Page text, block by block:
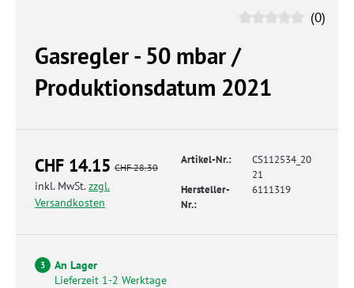
(0)
Gasregler - 50 mbar /
Produktionsdatum 2021
CHF 14.15 CHF 28.30
inkl. MwSt.zzgl.
Versandkosten
Artikel-Nr.:
CS112534_20
21
Hersteller-
Nr.:
6111319
3
An Lager
Lieferzeit 1-2 Werktage